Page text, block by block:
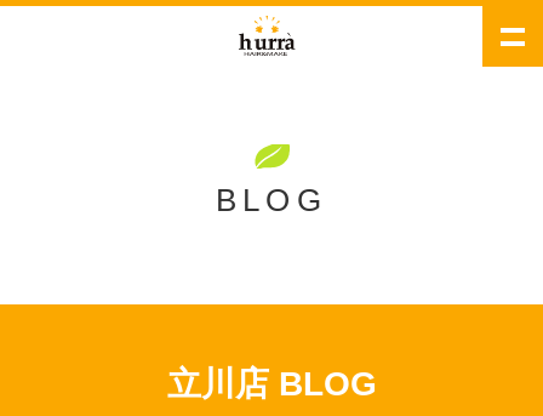
BLOG
立川店 BLOG